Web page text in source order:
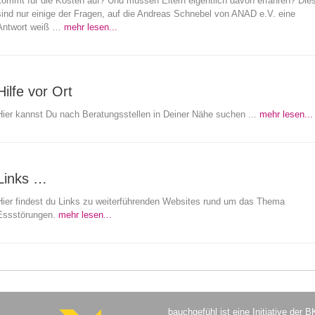
nur einige der Fragen, auf die Andreas Schnebel von ANAD e.V. eine
weiß … mehr lesen...
vor Ort
kannst Du nach Beratungsstellen in Deiner Nähe suchen ... mehr lesen...
…
findest du Links zu weiterführenden Websites rund um das Thema
mehr lesen...
bauchgefühl ist eine Initiative der